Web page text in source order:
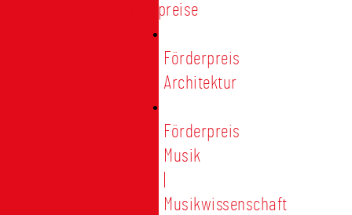
Förderpreise
Förderpreis
Architektur
Förderpreis
Musik
Musikwissenschaft